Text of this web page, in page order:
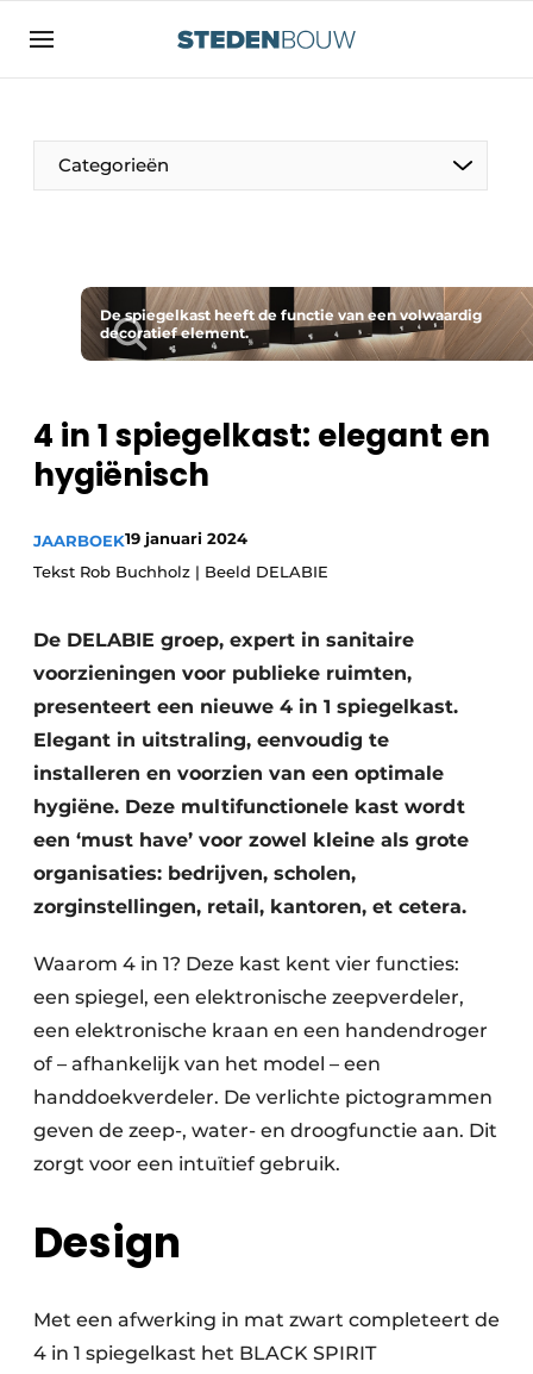
Aanmelden
asset
authlogoff logon
Direct contact
Evenement aanmelden
Jaarboek
Meest gelezen
storymetadata
Vacature aanmelden
Video’s
Categorieën
Woning- en utiliteitsbouw
Monumenten
De spiegelkast heeft de functie van een volwaardig
decoratief element.
4 in 1 spiegelkast: elegant en
hygiënisch
JAARBOEK19 januari 2024
Tekst Rob Buchholz | Beeld DELABIE
De DELABIE groep, expert in sanitaire
voorzieningen voor publieke ruimten,
presenteert een nieuwe 4 in 1 spiegelkast.
Elegant in uitstraling, eenvoudig te
installeren en voorzien van een optimale
hygiëne. Deze multifunctionele kast wordt
een ‘must have’ voor zowel kleine als grote
organisaties: bedrijven, scholen,
zorginstellingen, retail, kantoren, et cetera.
Waarom 4 in 1? Deze kast kent vier functies:
een spiegel, een elektronische zeepverdeler,
een elektronische kraan en een handendroger
of – afhankelijk van het model – een
handdoekverdeler. De verlichte pictogrammen
geven de zeep-, water- en droogfunctie aan. Dit
zorgt voor een intuïtief gebruik.
Design
Met een afwerking in mat zwart completeert de
4 in 1 spiegelkast het BLACK SPIRIT